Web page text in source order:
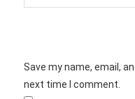
Save my name, email,
next time I comment.